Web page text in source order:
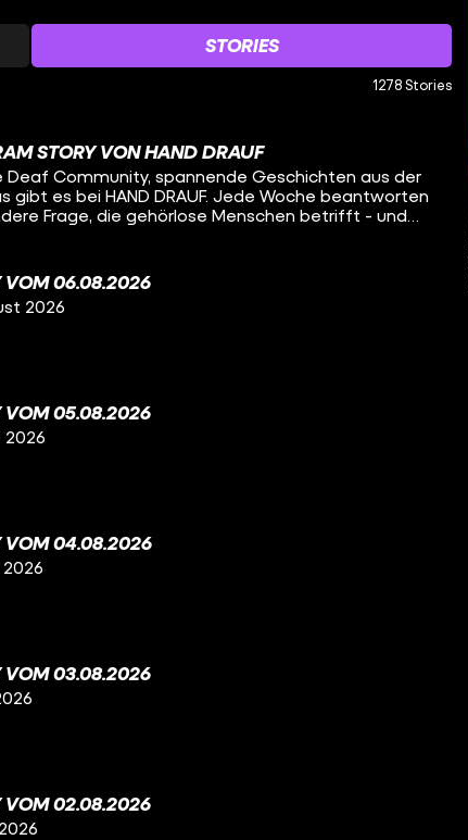
STORIES
1278 Stories
STORY VON HAND DRAUF
Deaf Community, spannende Geschichten aus der
gibt es bei HAND DRAUF. Jede Woche beantworten
Frage, die gehörlose Menschen betrifft - und
VOM 06.08.2026
2026
VOM 05.08.2026
2026
VOM 04.08.2026
VOM 03.08.2026
VOM 02.08.2026